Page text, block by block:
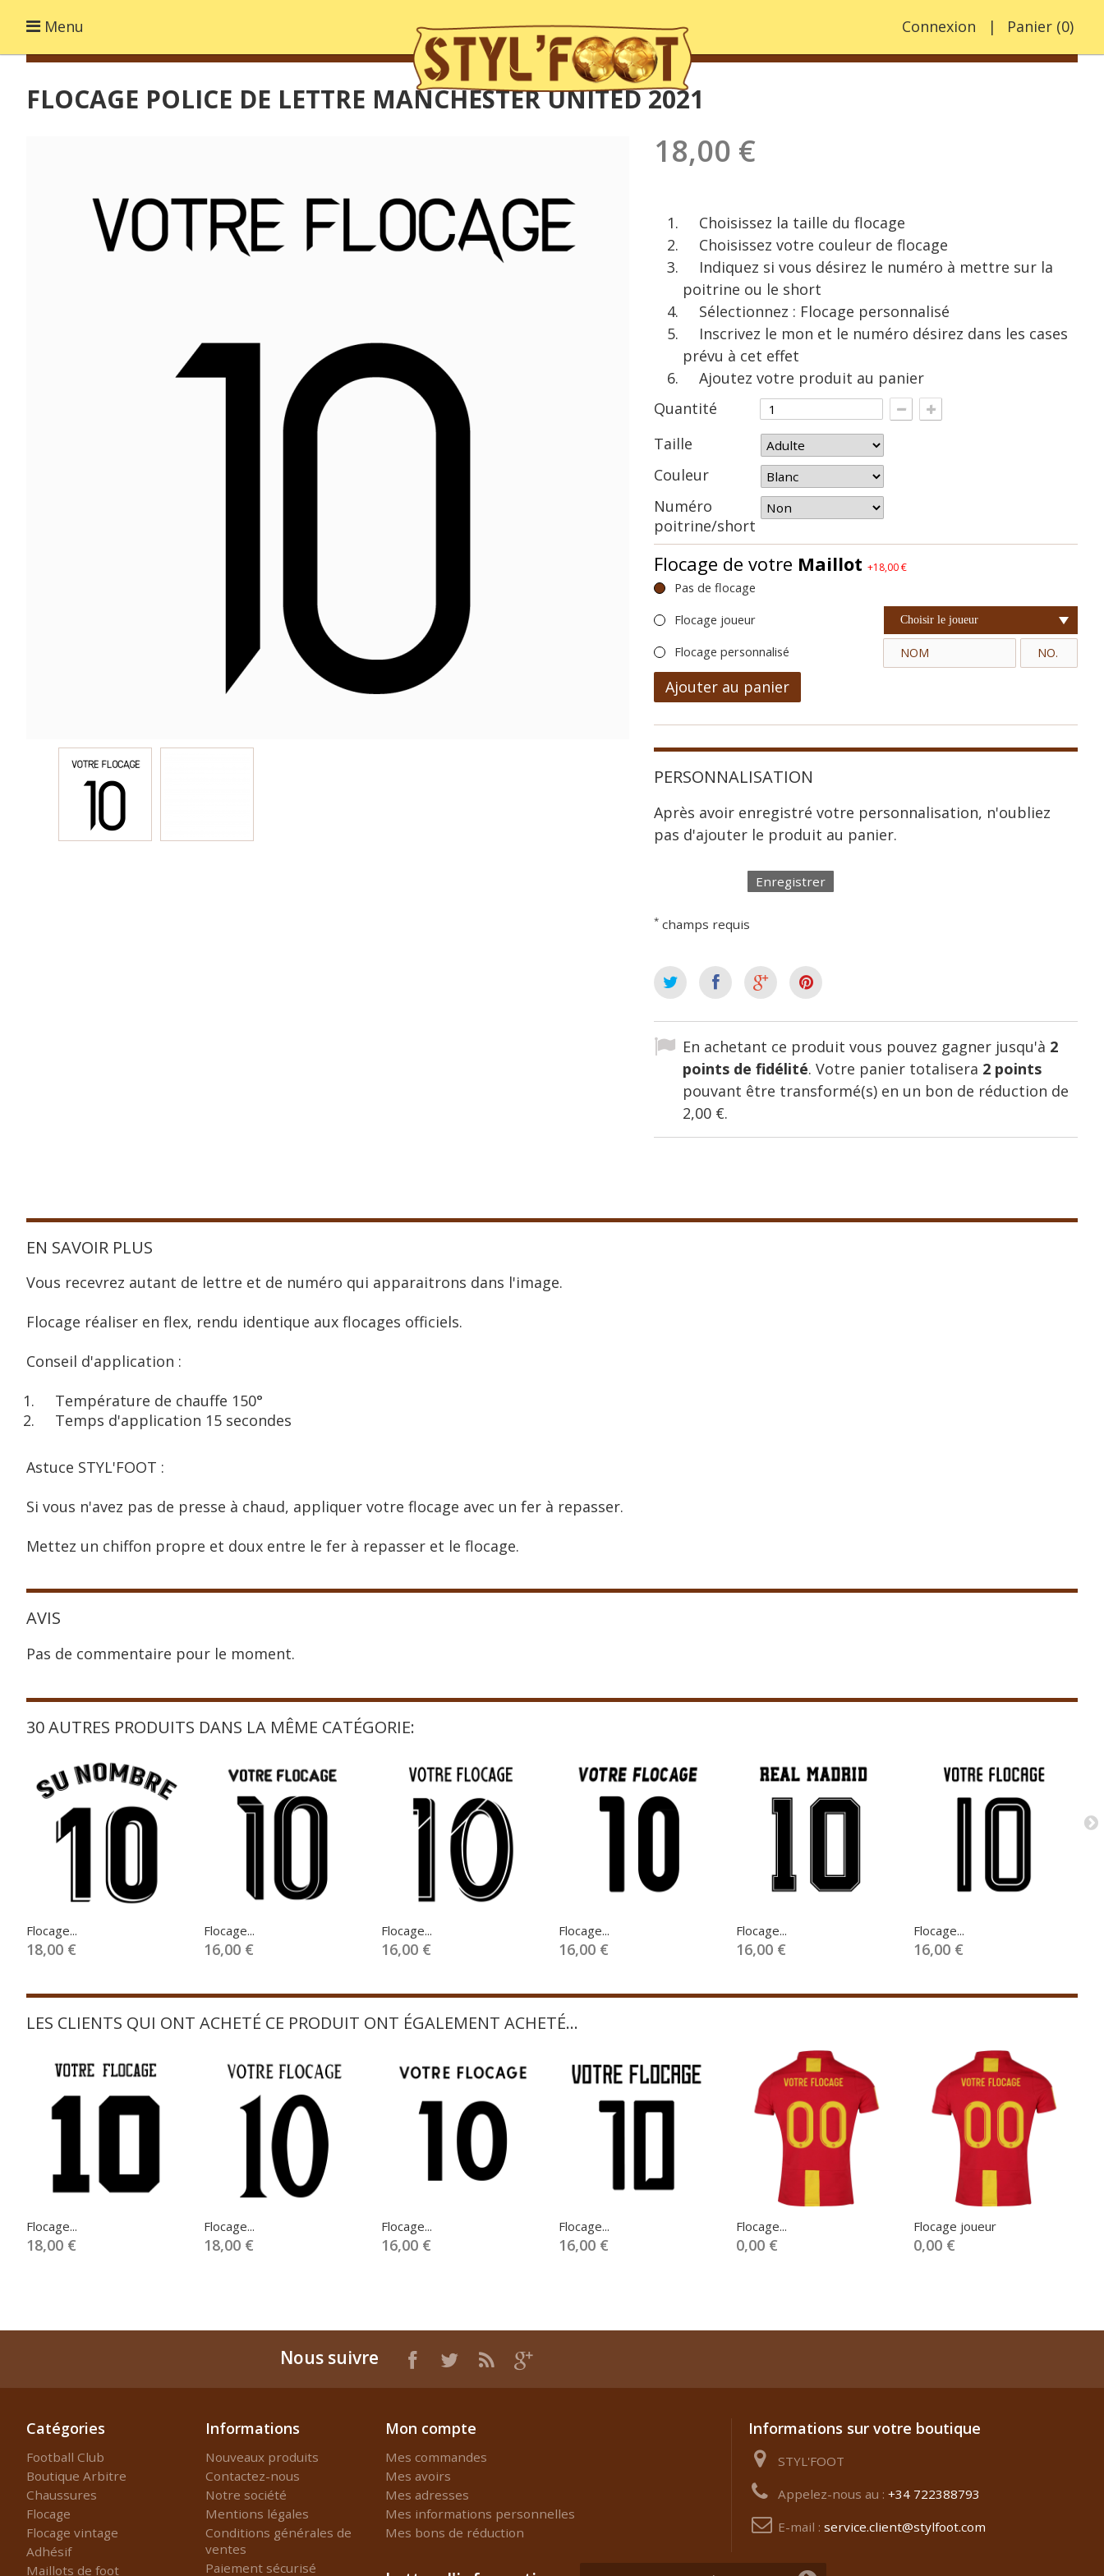
Panier (0)
Connexion
Menu
FLOCAGE POLICE DE LETTRE MANCHESTER UNITED 2021
18,00 €
Choisissez la taille du flocage
Choisissez votre couleur de flocage
Indiquez si vous désirez le numéro à mettre sur la
poitrine ou le short
Sélectionnez : Flocage personnalisé
Inscrivez le mon et le numéro désirez dans les cases
prévu à cet effet
Ajoutez votre produit au panier
Quantité
Taille
Couleur
Numéro
poitrine/short
Flocage de votre Maillot +18,00 €
Pas de flocage
Flocage joueur Choisir le joueur
Flocage personnalisé
Ajouter au panier
PERSONNALISATION
Après avoir enregistré votre personnalisation, n'oubliez
pas d'ajouter le produit au panier.
Enregistrer
* champs requis
En achetant ce produit vous pouvez gagner jusqu'à 2
points de fidélité. Votre panier totalisera 2 points
pouvant être transformé(s) en un bon de réduction de
2,00 €.
EN SAVOIR PLUS
Vous recevrez autant de lettre et de numéro qui apparaitrons dans l'image.
Flocage réaliser en flex, rendu identique aux flocages officiels.
Conseil d'application :
Température de chauffe 150°
Temps d'application 15 secondes
Astuce STYL'FOOT :
Si vous n'avez pas de presse à chaud, appliquer votre flocage avec un fer à repasser.
Mettez un chiffon propre et doux entre le fer à repasser et le flocage.
AVIS
Pas de commentaire pour le moment.
30 AUTRES PRODUITS DANS LA MÊME CATÉGORIE:
Flocage...
18,00 €
Flocage...
16,00 €
Flocage...
16,00 €
Flocage...
16,00 €
Flocage...
16,00 €
Flocage...
16,00 €
LES CLIENTS QUI ONT ACHETÉ CE PRODUIT ONT ÉGALEMENT ACHETÉ...
Flocage...
18,00 €
Flocage...
18,00 €
Flocage...
16,00 €
Flocage...
16,00 €
Flocage...
0,00 €
Flocage joueur
0,00 €
Nous suivre
Catégories
Football Club
Boutique Arbitre
Chaussures
Flocage
Flocage vintage
Adhésif
Maillots de foot
Informations
Nouveaux produits
Contactez-nous
Notre société
Mentions légales
Conditions générales de
ventes
Paiement sécurisé
Mon compte
Mes commandes
Mes avoirs
Mes adresses
Mes informations personnelles
Mes bons de réduction
Informations sur votre boutique
STYL'FOOT
Appelez-nous au :+34 722388793
E-mail :service.client@stylfoot.com